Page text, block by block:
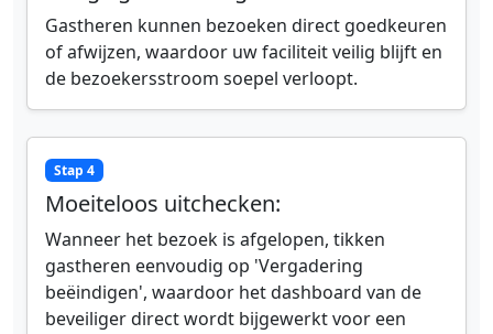
Gastheren kunnen bezoeken direct goedkeuren
of afwijzen, waardoor uw faciliteit veilig blijft en
de bezoekersstroom soepel verloopt.
Stap 4
Moeiteloos uitchecken:
Wanneer het bezoek is afgelopen, tikken
gastheren eenvoudig op 'Vergadering
beëindigen', waardoor het dashboard van de
beveiliger direct wordt bijgewerkt voor een